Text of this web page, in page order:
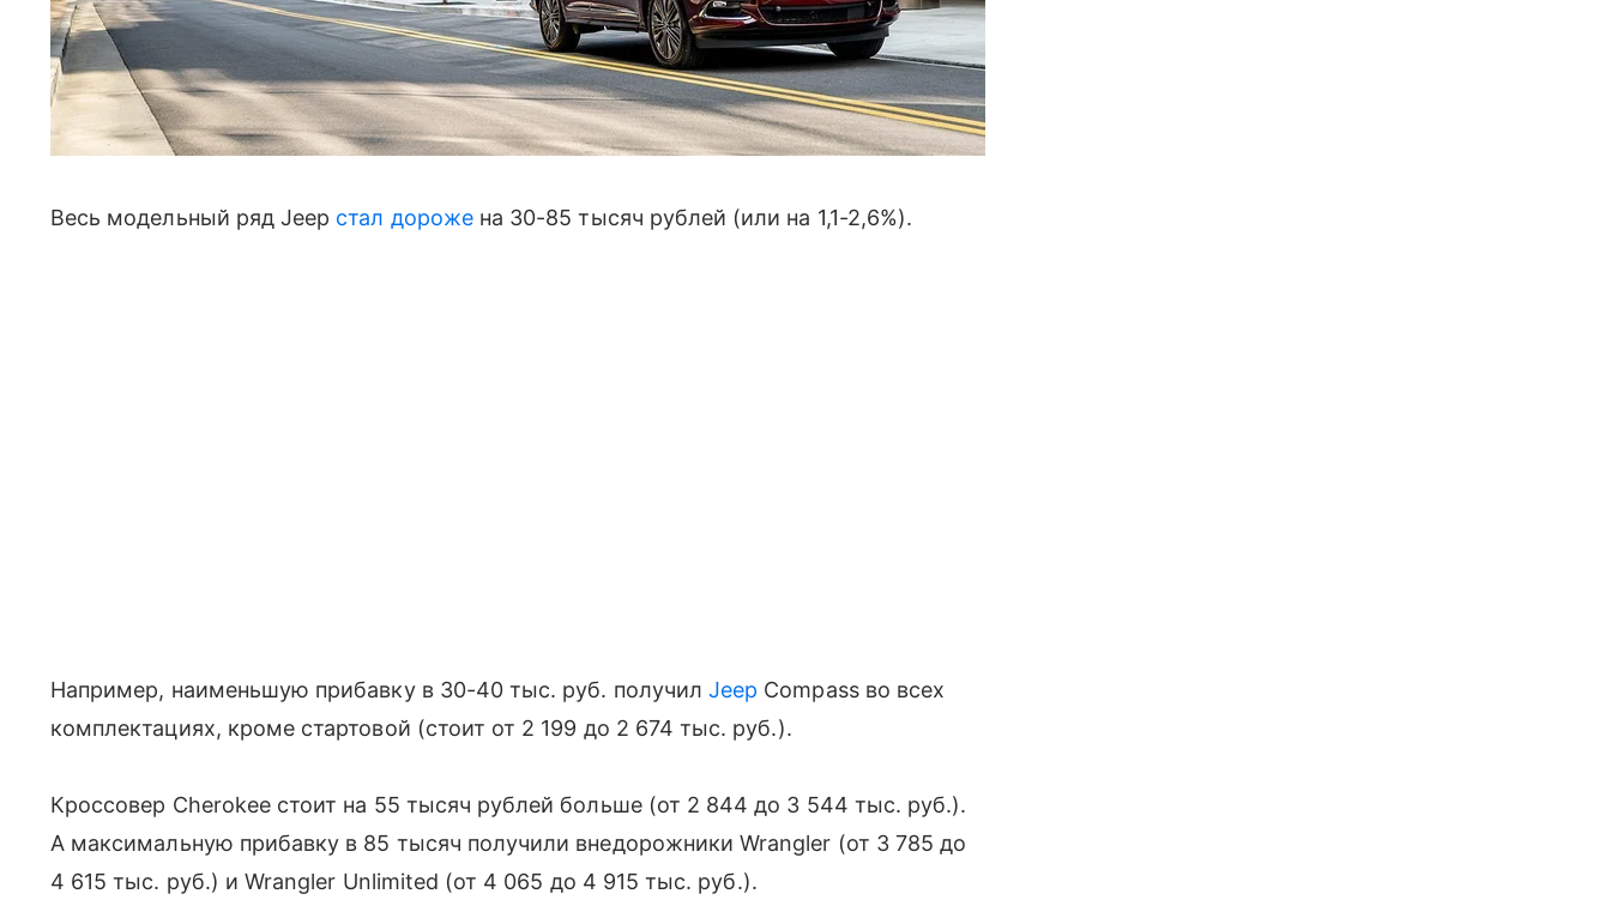
Весь модельный ряд Jeep стал дорожена 30-85 тысяч рублей (или на 1,1-2,6%).
Например, наименьшую прибавку в 30-40 тыс. руб. получилJeep Compass во всех
комплектациях, кроме стартовой (стоит от 2 199 до 2 674 тыс. руб.).
Кроссовер Cherokee стоит на 55 тысяч рублей больше (от 2 844 до 3 544 тыс. руб.).
А максимальную прибавку в 85 тысяч получили внедорожники Wrangler (от 3 785 до
4 615 тыс. руб.) и Wrangler Unlimited (от 4 065 до 4 915 тыс. руб.).